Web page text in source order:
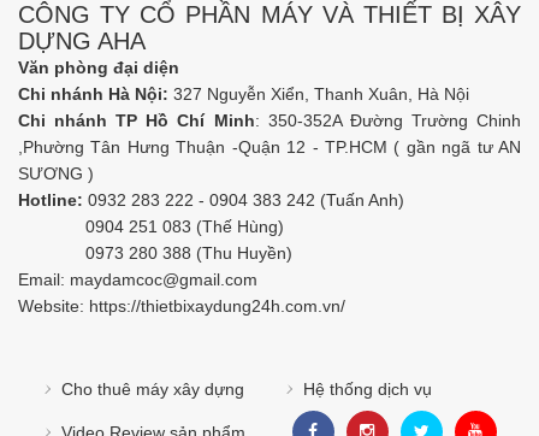
CÔNG TY CỔ PHẦN MÁY VÀ THIẾT BỊ XÂY
DỰNG AHA
Văn phòng đại diện
Chi nhánh Hà Nội: 327 Nguyễn Xiển, Thanh Xuân, Hà Nội
Chi nhánh TP Hồ Chí Minh: 350-352A Đường Trường Chinh
,Phường Tân Hưng Thuận -Quận 12 - TP.HCM ( gần ngã tư AN
SƯƠNG )
Hotline: 0932 283 222 - 0904 383 242 (Tuấn Anh)
0904 251 083 (Thế Hùng)
0973 280 388 (Thu Huyền)
Email: maydamcoc@gmail.com
Website: https://thietbixaydung24h.com.vn/
Cho thuê máy xây dựng Hệ thống dịch vụ